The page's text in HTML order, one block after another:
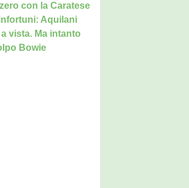
con la Caratese
Aquilani
vista. Ma intanto
Bowie